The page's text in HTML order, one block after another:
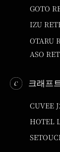
GOTO
IZU
OTARU
ASO
크래프
CUVEE
HOTEL